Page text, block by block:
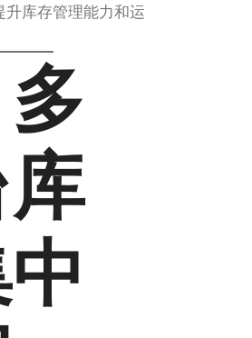
库存管理能力和运